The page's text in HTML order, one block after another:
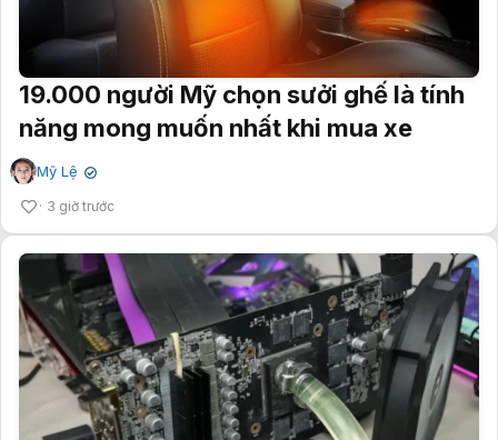
19.000 người Mỹ chọn sưởi ghế là tính
năng mong muốn nhất khi mua xe
Mỹ Lệ ✔
3 giờ trước